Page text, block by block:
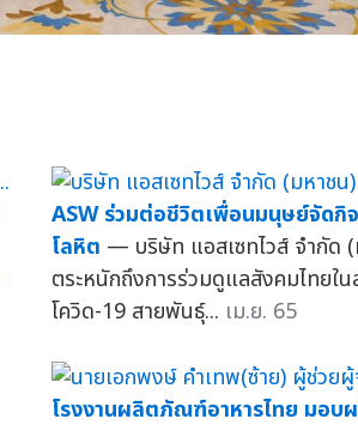
ASW ร่วมต่อชีวิตเพื่อนมนุษย์จัดกิ
โลหิต — บริษัท แอสเซทไวส์ จำกัด
ตระหนักถึงการร่วมดูแลสังคมไทยใ
โควิด-19 สายพันธุ์... เม.ย. 65
โรงงานผลิตภัณฑ์อาหารไทย มอ